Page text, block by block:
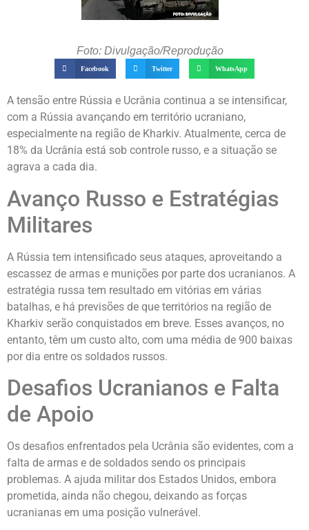
Foto: Divulgação/Reprodução
Facebook Twitter WhatsApp
A tensão entre Rússia e Ucrânia continua a se intensificar,
com a Rússia avançando em território ucraniano,
especialmente na região de Kharkiv. Atualmente, cerca de
18% da Ucrânia está sob controle russo, e a situação se
agrava a cada dia.
Avanço Russo e Estratégias
Militares
A Rússia tem intensificado seus ataques, aproveitando a
escassez de armas e munições por parte dos ucranianos. A
estratégia russa tem resultado em vitórias em várias
batalhas, e há previsões de que territórios na região de
Kharkiv serão conquistados em breve. Esses avanços, no
entanto, têm um custo alto, com uma média de 900 baixas
por dia entre os soldados russos.
Desafios Ucranianos e Falta
de Apoio
Os desafios enfrentados pela Ucrânia são evidentes, com a
falta de armas e de soldados sendo os principais
problemas. A ajuda militar dos Estados Unidos, embora
prometida, ainda não chegou, deixando as forças
ucranianas em uma posição vulnerável.